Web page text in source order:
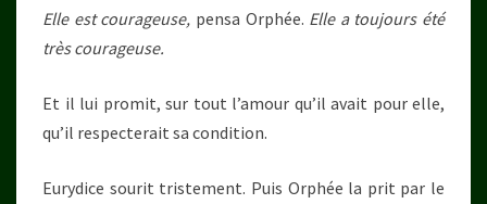
Elle est courageuse, pensa Orphée. Elle a toujours été
très courageuse.
Et il lui promit, sur tout l’amour qu’il avait pour elle,
qu’il respecterait sa condition.
Eurydice sourit tristement. Puis Orphée la prit par le